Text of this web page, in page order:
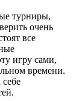
турниры,
очень
все
игру сами,
времени.